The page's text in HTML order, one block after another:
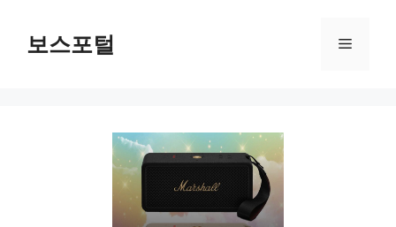
보스포털 메